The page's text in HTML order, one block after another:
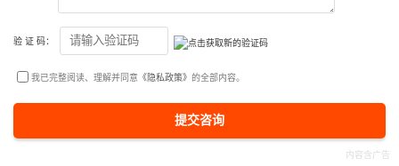
验 证 码：
我已完整阅读、理解并同意 《隐私政策》 的全部内容。
提交咨询